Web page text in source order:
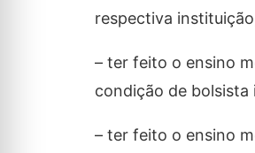
respectiva
– ter feito o ensino
condição de
– ter feito o ensino